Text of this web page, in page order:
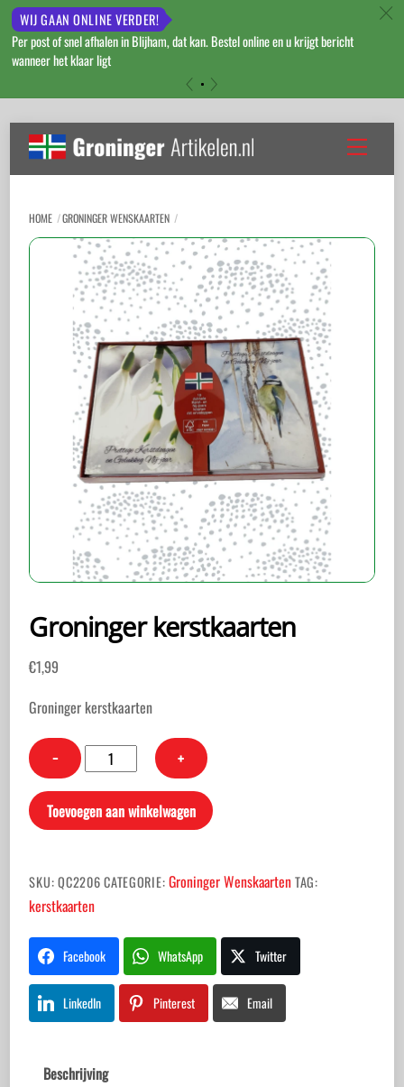
WIJ GAAN ONLINE VERDER!
Per post of snel afhalen in Blijham, dat kan. Bestel online en u krijgt bericht
wanneer het klaar ligt
c
content
Menu
HOME GRONINGER WENSKAARTEN
Groninger kerstkaarten
€1,99
Groninger kerstkaarten
−
Groninger
kerstkaarten
aantal
+
Toevoegen aan winkelwagen
SKU:QC2206CATEGORIE:Groninger WenskaartenTAG:
kerstkaarten
Facebook WhatsApp Twitter
LinkedIn Pinterest Email
Beschrijving